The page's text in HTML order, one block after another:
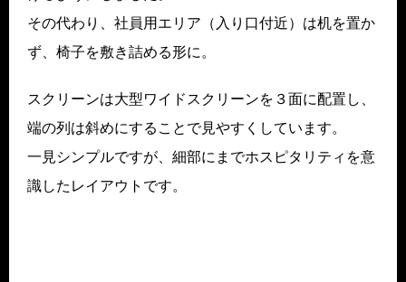
その代わり、社員用エリア（入り口付近）は机を置か
ず、椅子を敷き詰める形に。
スクリーンは大型ワイドスクリーンを３面に配置し、
端の列は斜めにすることで見やすくしています。
一見シンプルですが、細部にまでホスピタリティを意
識したレイアウトです。